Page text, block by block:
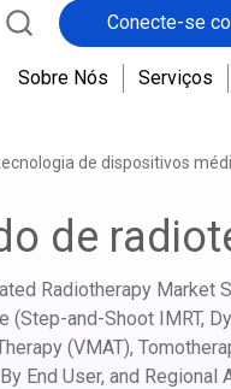
Conecte-se
Sobre Nós Serviços
de dispositivos
de
Radiotherapy Market
(Step-and-Shoot IMRT,
(VMAT),
End User, and Regional